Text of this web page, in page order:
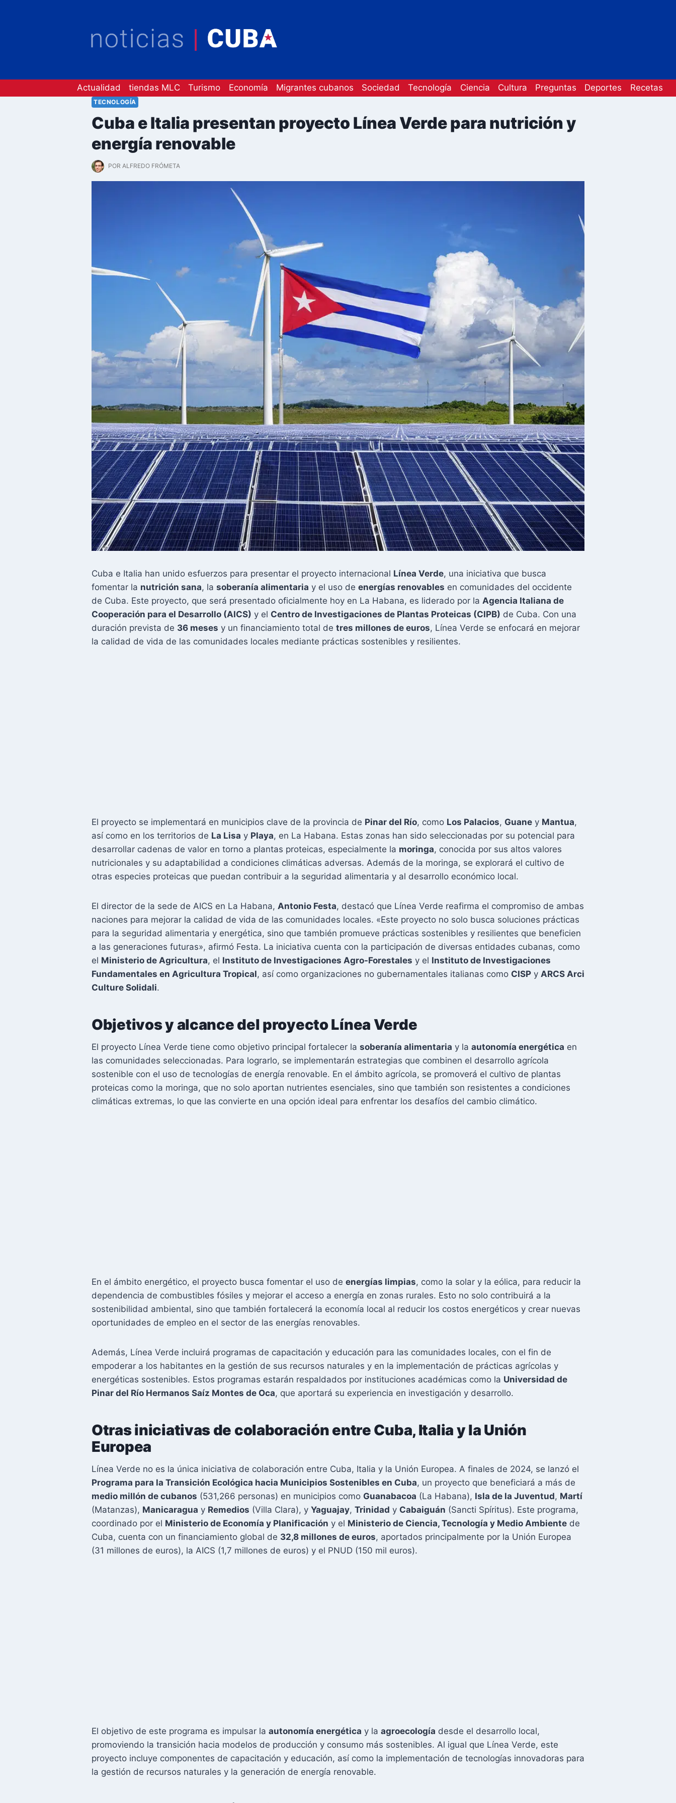
Actualidad tiendas MLC Turismo Economía Migrantes cubanos Sociedad Tecnología Ciencia Cultura Preguntas Deportes Recetas
TECNOLOGÍA
Cuba e Italia presentan proyecto Línea Verde para nutrición y
energía renovable
POR ALFREDO FRÓMETA
Cuba e Italia han unido esfuerzos para presentar el proyecto internacional Línea Verde, una iniciativa que busca
fomentar la nutrición sana, la soberanía alimentaria y el uso de energías renovables en comunidades del occidente
de Cuba. Este proyecto, que será presentado oficialmente hoy en La Habana, es liderado por la Agencia Italiana de
Cooperación para el Desarrollo (AICS) y el Centro de Investigaciones de Plantas Proteicas (CIPB) de Cuba. Con una
duración prevista de 36 meses y un financiamiento total de tres millones de euros, Línea Verde se enfocará en mejorar
la calidad de vida de las comunidades locales mediante prácticas sostenibles y resilientes.
El proyecto se implementará en municipios clave de la provincia de Pinar del Río, como Los Palacios, Guane y Mantua,
así como en los territorios de La Lisa y Playa, en La Habana. Estas zonas han sido seleccionadas por su potencial para
desarrollar cadenas de valor en torno a plantas proteicas, especialmente la moringa, conocida por sus altos valores
nutricionales y su adaptabilidad a condiciones climáticas adversas. Además de la moringa, se explorará el cultivo de
otras especies proteicas que puedan contribuir a la seguridad alimentaria y al desarrollo económico local.
El director de la sede de AICS en La Habana, Antonio Festa, destacó que Línea Verde reafirma el compromiso de ambas
naciones para mejorar la calidad de vida de las comunidades locales. «Este proyecto no solo busca soluciones prácticas
para la seguridad alimentaria y energética, sino que también promueve prácticas sostenibles y resilientes que beneficien
a las generaciones futuras», afirmó Festa. La iniciativa cuenta con la participación de diversas entidades cubanas, como
el Ministerio de Agricultura, el Instituto de Investigaciones Agro-Forestales y el Instituto de Investigaciones
Fundamentales en Agricultura Tropical, así como organizaciones no gubernamentales italianas como CISP y ARCS Arci
Culture Solidali.
Objetivos y alcance del proyecto Línea Verde
El proyecto Línea Verde tiene como objetivo principal fortalecer la soberanía alimentaria y la autonomía energética en
las comunidades seleccionadas. Para lograrlo, se implementarán estrategias que combinen el desarrollo agrícola
sostenible con el uso de tecnologías de energía renovable. En el ámbito agrícola, se promoverá el cultivo de plantas
proteicas como la moringa, que no solo aportan nutrientes esenciales, sino que también son resistentes a condiciones
climáticas extremas, lo que las convierte en una opción ideal para enfrentar los desafíos del cambio climático.
En el ámbito energético, el proyecto busca fomentar el uso de energías limpias, como la solar y la eólica, para reducir la
dependencia de combustibles fósiles y mejorar el acceso a energía en zonas rurales. Esto no solo contribuirá a la
sostenibilidad ambiental, sino que también fortalecerá la economía local al reducir los costos energéticos y crear nuevas
oportunidades de empleo en el sector de las energías renovables.
Además, Línea Verde incluirá programas de capacitación y educación para las comunidades locales, con el fin de
empoderar a los habitantes en la gestión de sus recursos naturales y en la implementación de prácticas agrícolas y
energéticas sostenibles. Estos programas estarán respaldados por instituciones académicas como la Universidad de
Pinar del Río Hermanos Saíz Montes de Oca, que aportará su experiencia en investigación y desarrollo.
Otras iniciativas de colaboración entre Cuba, Italia y la Unión
Europea
Línea Verde no es la única iniciativa de colaboración entre Cuba, Italia y la Unión Europea. A finales de 2024, se lanzó el
Programa para la Transición Ecológica hacia Municipios Sostenibles en Cuba, un proyecto que beneficiará a más de
medio millón de cubanos (531,266 personas) en municipios como Guanabacoa (La Habana), Isla de la Juventud, Martí
(Matanzas), Manicaragua y Remedios (Villa Clara), y Yaguajay, Trinidad y Cabaiguán (Sancti Spíritus). Este programa,
coordinado por el Ministerio de Economía y Planificación y el Ministerio de Ciencia, Tecnología y Medio Ambiente de
Cuba, cuenta con un financiamiento global de 32,8 millones de euros, aportados principalmente por la Unión Europea
(31 millones de euros), la AICS (1,7 millones de euros) y el PNUD (150 mil euros).
El objetivo de este programa es impulsar la autonomía energética y la agroecología desde el desarrollo local,
promoviendo la transición hacia modelos de producción y consumo más sostenibles. Al igual que Línea Verde, este
proyecto incluye componentes de capacitación y educación, así como la implementación de tecnologías innovadoras para
la gestión de recursos naturales y la generación de energía renovable.